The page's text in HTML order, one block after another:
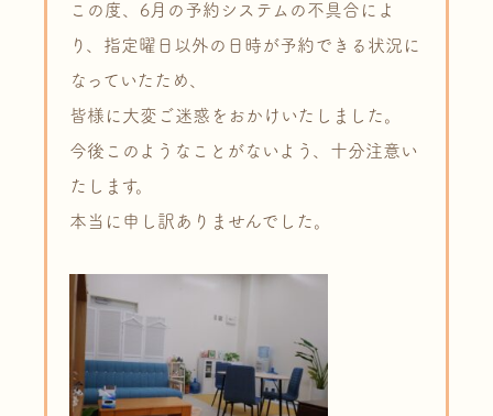
この度、6月の予約システムの不具合によ
り、指定曜日以外の日時が予約できる状況に
なっていたため、
皆様に大変ご迷惑をおかけいたしました。
今後このようなことがないよう、十分注意い
たします。
本当に申し訳ありませんでした。